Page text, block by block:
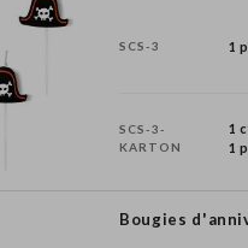
SCS-3 1
SCS-3-
KARTON
1
1
Bougies